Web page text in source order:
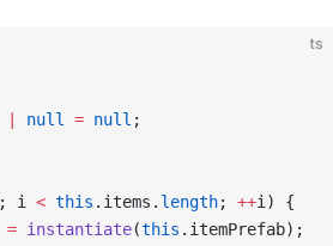
ts
null = null ;
; i < this .items. length; ++i) {
= instantiate(this .itemPrefab);